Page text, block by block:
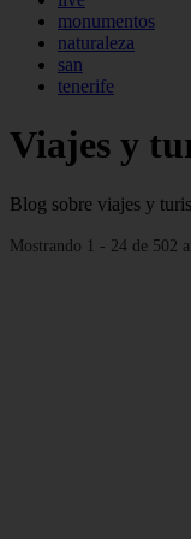
monumentos
naturaleza
san
tenerife
Viajes y
Blog sobre viajes y
Mostrando 1 - 24 de 502